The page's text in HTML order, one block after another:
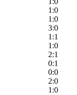
1:0
1:0
3:0
1:1
1:0
2:1
0:1
0:0
2:0
1:0